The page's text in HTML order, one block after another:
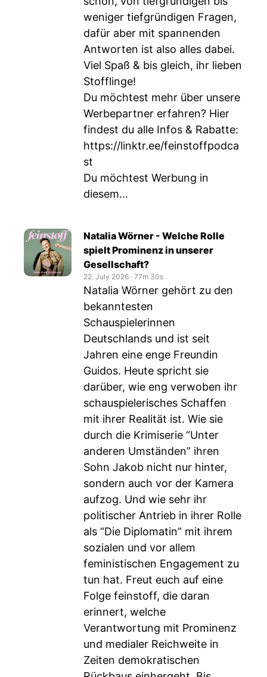
weniger tiefgründigen Fragen,
dafür aber mit spannenden
Antworten ist also alles dabei.
Viel Spaß & bis gleich, ihr lieben
Stofflinge!
Du möchtest mehr über unsere
Werbepartner erfahren? Hier
findest du alle Infos & Rabatte:
https://linktr.ee/feinstoffpodca
st
Du möchtest Werbung in
diesem...
Natalia Wörner - Welche Rolle
spielt Prominenz in unserer
Gesellschaft?
22. July 2026 ‧ 77m 30s
Natalia Wörner gehört zu den
bekanntesten
Schauspielerinnen
Deutschlands und ist seit
Jahren eine enge Freundin
Guidos. Heute spricht sie
darüber, wie eng verwoben ihr
schauspielerisches Schaffen
mit ihrer Realität ist. Wie sie
durch die Krimiserie “Unter
anderen Umständen” ihren
Sohn Jakob nicht nur hinter,
sondern auch vor der Kamera
aufzog. Und wie sehr ihr
politischer Antrieb in ihrer Rolle
als “Die Diplomatin” mit ihrem
sozialen und vor allem
feministischen Engagement zu
tun hat. Freut euch auf eine
Folge feinstoff, die daran
erinnert, welche
Verantwortung mit Prominenz
und medialer Reichweite in
Zeiten demokratischen